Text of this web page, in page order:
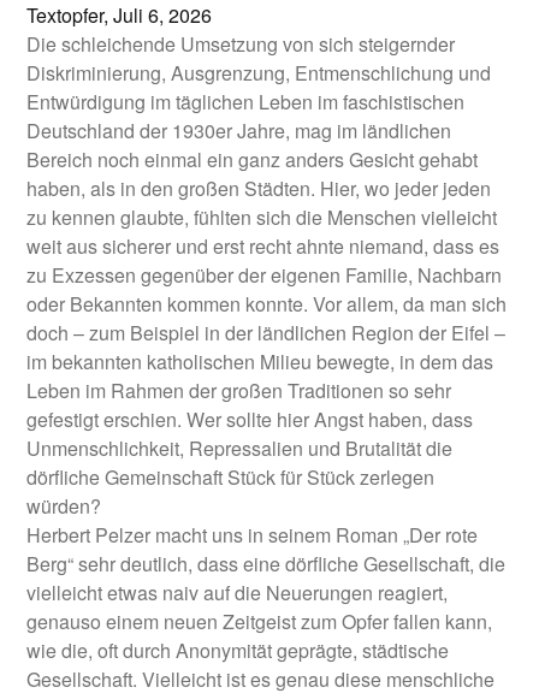
Textopfer,Juli 6, 2026
Die schleichende Umsetzung von sich steigernder
Diskriminierung, Ausgrenzung, Entmenschlichung und
Entwürdigung im täglichen Leben im faschistischen
Deutschland der 1930er Jahre, mag im ländlichen
Bereich noch einmal ein ganz anders Gesicht gehabt
haben, als in den großen Städten. Hier, wo jeder jeden
zu kennen glaubte, fühlten sich die Menschen vielleicht
weit aus sicherer und erst recht ahnte niemand, dass es
zu Exzessen gegenüber der eigenen Familie, Nachbarn
oder Bekannten kommen konnte. Vor allem, da man sich
doch – zum Beispiel in der ländlichen Region der Eifel –
im bekannten katholischen Milieu bewegte, in dem das
Leben im Rahmen der großen Traditionen so sehr
gefestigt erschien. Wer sollte hier Angst haben, dass
Unmenschlichkeit, Repressalien und Brutalität die
dörfliche Gemeinschaft Stück für Stück zerlegen
würden?
Herbert Pelzer macht uns in seinem Roman „Der rote
Berg“ sehr deutlich, dass eine dörfliche Gesellschaft, die
vielleicht etwas naiv auf die Neuerungen reagiert,
genauso einem neuen Zeitgeist zum Opfer fallen kann,
wie die, oft durch Anonymität geprägte, städtische
Gesellschaft. Vielleicht ist es genau diese menschliche